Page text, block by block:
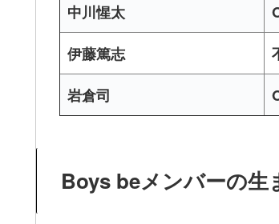
中川惺太
伊藤篤志
岩倉司
Boys beメンバーの生